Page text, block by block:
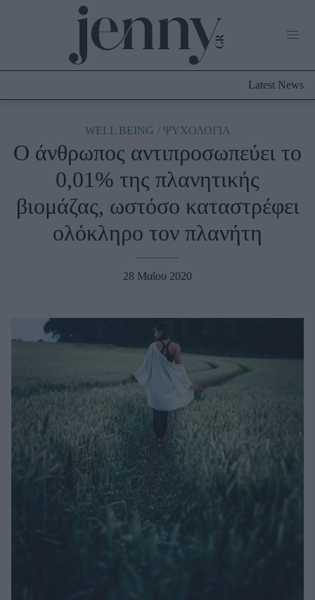
Culture
Fashion
Styling Tips
Fashion News
Μακιγιάζ
Beauty News
Well being
Ψυχολογία
Υγεία + Διατροφή
Σχέσεις & Σεξ
Fitness
Woman Power
Latest News
WELL BEING ΨΥΧΟΛΟΓΙΑ
Ο άνθρωπος αντιπροσωπεύει το
0,01% της πλανητικής
βιομάζας, ωστόσο καταστρέφει
ολόκληρο τον πλανήτη
28 Μαΐου 2020